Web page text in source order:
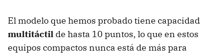
El modelo que hemos probado tiene capacidad
multitáctil de hasta 10 puntos, lo que en estos
equipos compactos nunca está de más para